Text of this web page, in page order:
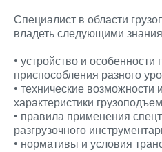
Специалист в области
владеть следующими
• устройство и
приспособления разного
• технические возможности
характеристики
• правила применения
разгрузочного
• нормативы и условия